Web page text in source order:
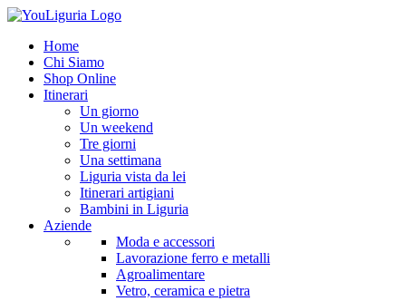
Home
Chi Siamo
Shop Online
Itinerari
Un giorno
Un weekend
Tre giorni
Una settimana
Liguria vista da lei
Itinerari artigiani
Bambini in Liguria
Aziende
Moda e accessori
Lavorazione ferro e metalli
Agroalimentare
Vetro, ceramica e pietra